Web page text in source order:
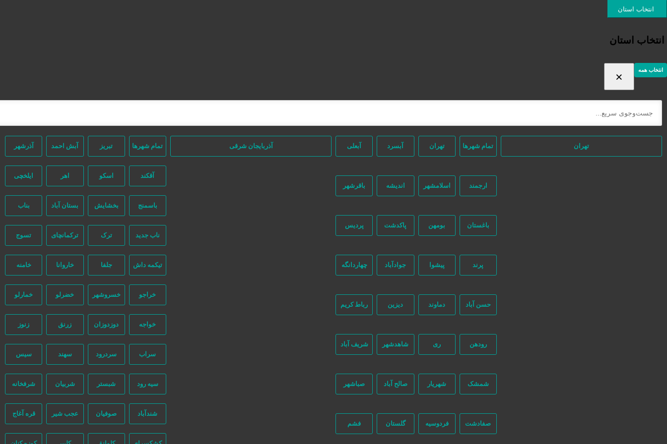
انتخاب استان
انتخاب استان
انتخاب همه ×
تهران تمام شهر‌ها تهران آبسرد آبعلی
ارجمند اسلامشهر اندیشه باقرشهر
باغستان بومهن پاکدشت پردیس
پرند پیشوا جوادآباد چهاردانگه
حسن آباد دماوند دیزین رباط کریم
رودهن ری شاهدشهر شریف آباد
شمشک شهریار صالح آباد صباشهر
صفادشت فردوسیه گلستان فشم
آذربایجان شرقی تمام شهر‌ها تبریز آبش احمد آذرشهر
آقکند اسکو اهر ایلخچی
باسمنج بخشایش بستان آباد بناب
ناب جدید ترک ترکمانچای تسوج
تیکمه داش جلفا خاروانا خامنه
خراجو خسروشهر خضرلو خمارلو
خواجه دوزدوزان زرنق زنوز
سراب سردرود سهند سیس
سیه رود شبستر شربیان شرفخانه
شندآباد صوفیان عجب شیر قره آغاج
ورود / ثبت نام